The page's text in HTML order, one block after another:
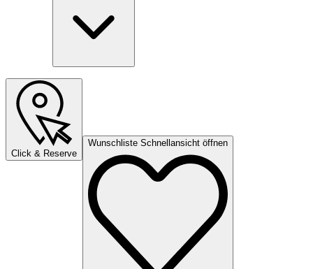
Click & Reserve
Wunschliste Schnellansicht öffnen